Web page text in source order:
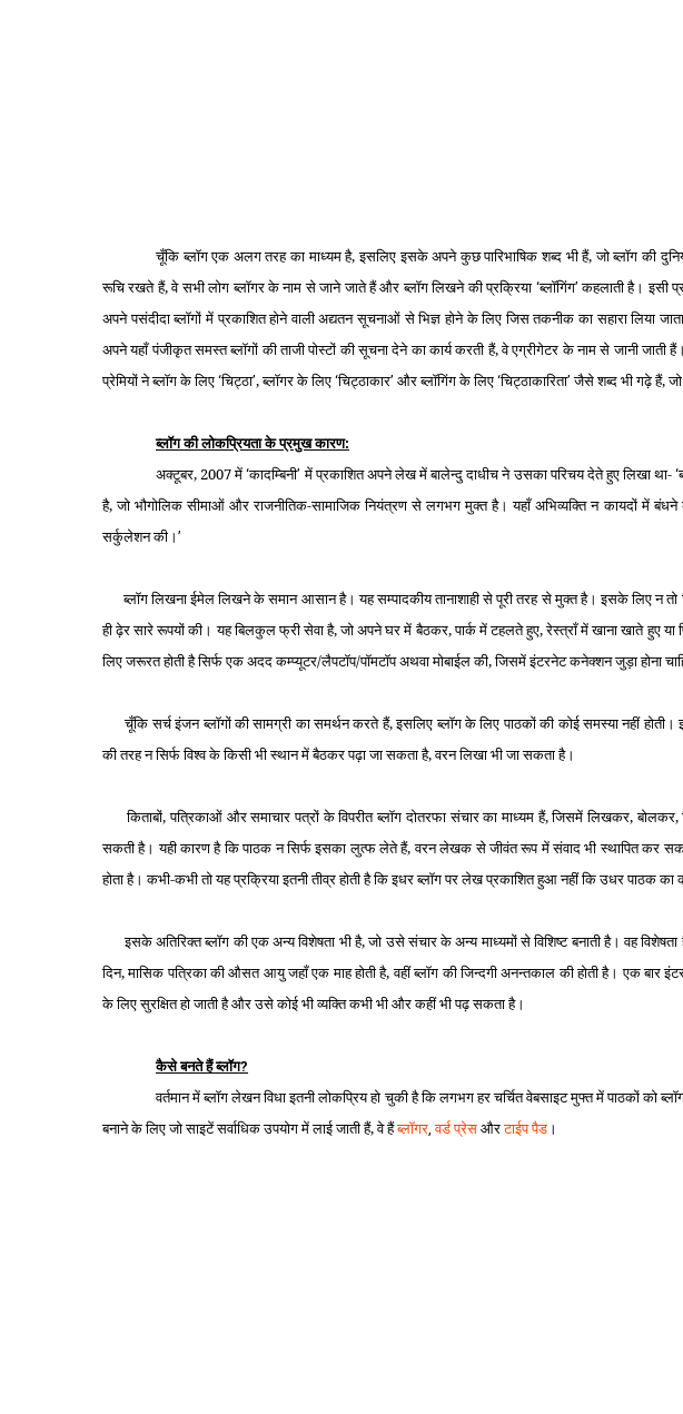
चूँकि ब्‍लॉग एक अलग तरह का माध्‍यम है, इसलिए इसके अपने कुछ पारिभाषिक शब्‍द भी हैं, जो ब्‍लॉग की
रूचि रखते हैं, वे सभी लोग ब्‍लॉगर के नाम से जाने जाते हैं और ब्‍लॉग लिखने की प्रक्रिया ‘ब्‍लॉगिंग’ कहलाती है। इसी
अपने पसंदीदा ब्‍लॉगों में प्रकाशित होने वाली अद्यतन सूचनाओं से भिज्ञ होने के लिए जिस तकनीक का सहारा लिया
अपने यहाँ पंजीकृत समस्‍त ब्‍लॉगों की ताजी पोस्‍टों की सूचना देने का कार्य करती हैं, वे एग्रीगेटर के नाम से जानी
प्रेमियों ने ब्‍लॉग के लिए ‘चिट्ठा’, ब्‍लॉगर के लिए ‘चिट्ठाकार’ और ब्‍लॉगिंग के लिए ‘चिट्ठाकारिता’ जैसे शब्‍द भी गढ़े हैं, जो
ब्‍लॉग की लोकप्रियता के प्रमुख कारण:
अक्‍टूबर, 2007 में‘कादम्बिनी’ में प्रकाशित अपने लेख में बालेन्‍दु दाधीच ने उसका परिचय देते हुए लिखा था-‘
है, जो भौगोलिक सीमाओं और राजनीतिक-सामाजिक नियंत्रण से लगभग मुक्‍त है। यहाँ अभिव्‍यक्ति न कायदों में
सर्कुलेशन की। ’
ब्‍लॉग लिखना ईमेल लिखने के समान आसान है। यह सम्‍पादकीय तानाशाही से पूरी तरह से मुक्‍त है। इसके लिए न
ही ढ़ेर सारे रूपयों की। यह बिलकुल फ्री सेवा है, जो अपने घर में बैठकर, पार्क में टहलते हुए, रेस्‍त्राँ में खाना खाते हुए
लिए जरूरत होती है सिर्फ एक अदद कम्‍प्‍यूटर/लैपटॉप/पॉमटॉप अथवा मोबाईल की, जिसमें इंटरनेट कनेक्‍शन जुड़ा होना
चूँकि सर्च इंजन ब्‍लॉगों की सामग्री का समर्थन करते हैं, इसलिए ब्‍लॉग के लिए पाठकों की कोई समस्‍या नहीं
की तरह न सिर्फ विश्‍व के किसी भी स्‍थान में बैठकर पढ़ा जा सकता है, वरन लिखा भी जा सकता है।
किताबों, पत्रिकाओं और समाचार पत्रों के विपरीत ब्‍लॉग दोतरफा संचार का माध्‍यम हैं, जिसमें लिखकर, बोलकर,
सकती है। यही कारण है कि पाठक न सिर्फ इसका लुत्फ लेते हैं, वरन लेखक से जीवंत रूप में संवाद भी स्‍थापित कर
होता है। कभी-कभी तो यह प्रक्रिया इतनी तीव्र होती है कि इधर ब्‍लॉग पर लेख प्रकाशित हुआ नहीं कि उधर पाठक का
इसके अतिरिक्‍त ब्‍लॉग की एक अन्‍य विशेषता भी है, जो उसे संचार के अन्‍य माध्‍यमों से विशिष्‍ट बनाती है। वह
दिन, मासिक पत्रिका की औसत आयु जहाँ एक माह होती है, वहीं ब्‍लॉग की जिन्‍दगी अनन्‍तकाल की होती है। एक बार
के लिए सुरक्षित हो जाती है और उसे कोई भी व्‍यक्ति कभी भी और कहीं भी पढ़ सकता है।
कैसे बनते हैं ब्‍लॉग?
वर्तमान में ब्‍लॉग लेखन विधा इतनी लोकप्रिय हो चुकी है कि लगभग हर चर्चित वेबसाइट मुफ्त में पाठकों को
बनाने के लिए जो साइटें सर्वाधिक उपयोग में लाई जाती हैं, वे हैंब्लॉगर,वर्डप्रेसऔरटाईप पैड ।